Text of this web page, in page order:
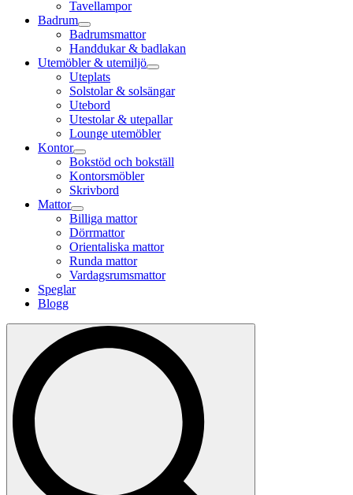
Tavellampor
Badrum
Badrumsmattor
Handdukar & badlakan
Utemöbler & utemiljö
Uteplats
Solstolar & solsängar
Utebord
Utestolar & utepallar
Lounge utemöbler
Kontor
Bokstöd och bokställ
Kontorsmöbler
Skrivbord
Mattor
Billiga mattor
Dörrmattor
Orientaliska mattor
Runda mattor
Vardagsrumsmattor
Speglar
Blogg